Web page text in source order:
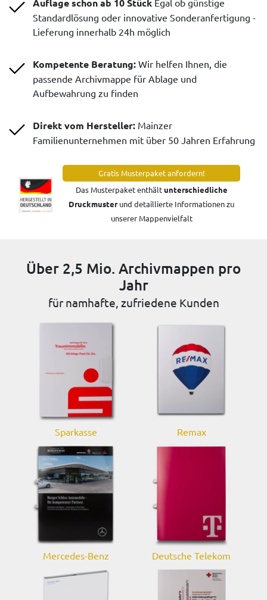
Auflage schon ab 10 Stück
Standardlösung oder innovative Sonderanfertigung -
Lieferung innerhalb 24h möglich
Kompetente Beratung: Wir helfen Ihnen, die
passende Archivmappe für Ablage und
Aufbewahrung zu finden
Direkt vom Hersteller: Mainzer
Familienunternehmen mit über 50 Jahren Erfahrung
Gratis Musterpaket anfordern!
Das Musterpaket enthältunterschiedliche
Druckmusterund detaillierte Informationen zu
unserer Mappenvielfalt
Über 2,5 Mio. Archivmappen pro
Jahr
für namhafte, zufriedene Kunden
Sparkasse Remax
Mercedes-Benz Deutsche Telekom